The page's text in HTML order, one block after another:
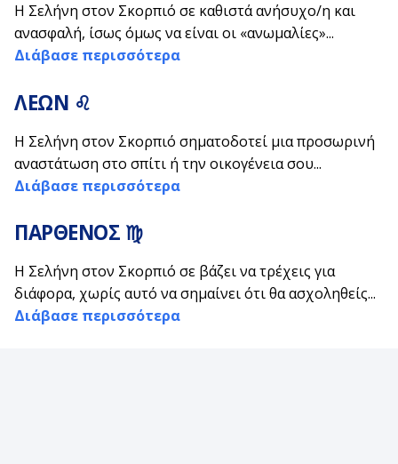
Η Σελήνη στον Σκορπιό σε καθιστά ανήσυχο/η και
ανασφαλή, ίσως όμως να είναι οι «ανωμαλίες»...
Διάβασε περισσότερα
ΛΕΩΝ ♌
Η Σελήνη στον Σκορπιό σηματοδοτεί μια προσωρινή
αναστάτωση στο σπίτι ή την οικογένεια σου...
Διάβασε περισσότερα
ΠΑΡΘΕΝΟΣ ♍
Η Σελήνη στον Σκορπιό σε βάζει να τρέχεις για
διάφορα, χωρίς αυτό να σημαίνει ότι θα ασχοληθείς...
Διάβασε περισσότερα